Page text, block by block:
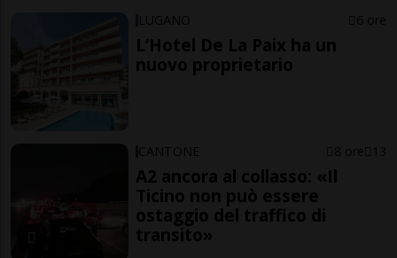
LUGANO 6 ore
L’Hotel De La Paix ha un
nuovo proprietario
CANTONE 8 ore 13
A2 ancora al collasso: «Il
Ticino non può essere
ostaggio del traffico di
transito»